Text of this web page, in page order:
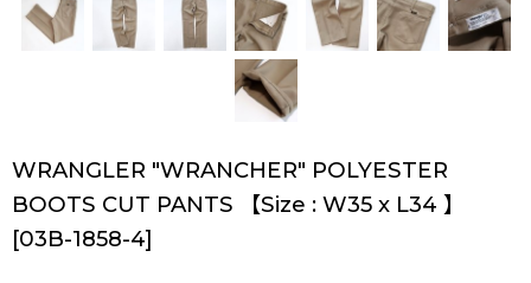
WRANGLER "WRANCHER" POLYESTER
BOOTS CUT PANTS 【Size : W35 x L34 】
[03B-1858-4]